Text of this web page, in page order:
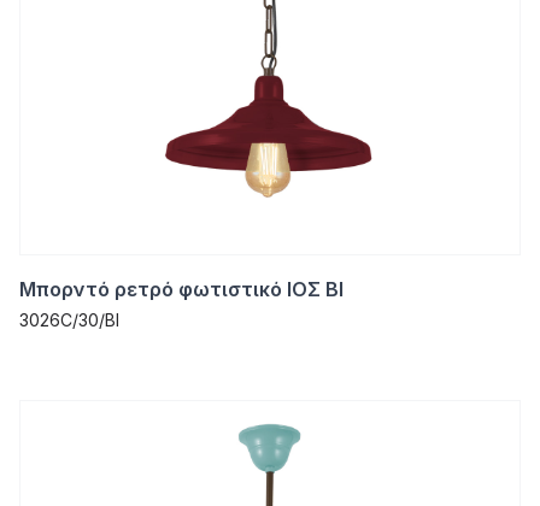
Μπορντό ρετρό φωτιστικό ΙΟΣ ΒΙ
3026C/30/ΒΙ